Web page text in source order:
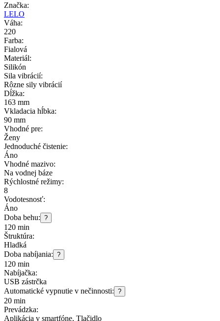
Značka:
LELO
Váha:
220
Farba:
Fialová
Materiál:
Silikón
Sila vibrácií:
Rôzne sily vibrácií
Dĺžka:
163 mm
Vkladacia hĺbka:
90 mm
Vhodné pre:
Ženy
Jednoduché čistenie:
Áno
Vhodné mazivo:
Na vodnej báze
Rýchlostné režimy:
8
Vodotesnosť:
Áno
Doba behu: ?
120 min
Štruktúra:
Hladká
Doba nabíjania: ?
120 min
Nabíjačka:
USB zástrčka
Automatické vypnutie v nečinnosti: ?
20 min
Prevádzka:
Aplikácia v smartfóne, Tlačidlo